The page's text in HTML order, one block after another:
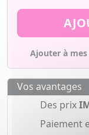
Ajouter à
Vos avantages
Des prix
Paiement